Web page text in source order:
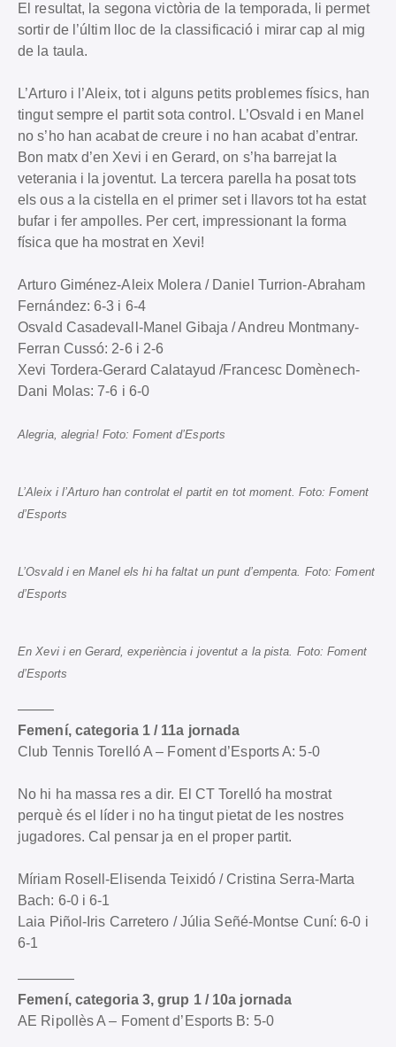
El resultat, la segona victòria de la temporada, li permet
sortir de l’últim lloc de la classificació i mirar cap al mig
de la taula.
L’Arturo i l’Aleix, tot i alguns petits problemes físics, han
tingut sempre el partit sota control. L’Osvald i en Manel
no s’ho han acabat de creure i no han acabat d’entrar.
Bon matx d’en Xevi i en Gerard, on s’ha barrejat la
veterania i la joventut. La tercera parella ha posat tots
els ous a la cistella en el primer set i llavors tot ha estat
bufar i fer ampolles. Per cert, impressionant la forma
física que ha mostrat en Xevi!
Arturo Giménez-Aleix Molera / Daniel Turrion-Abraham
Fernández: 6-3 i 6-4
Osvald Casadevall-Manel Gibaja / Andreu Montmany-
Ferran Cussó: 2-6 i 2-6
Xevi Tordera-Gerard Calatayud /Francesc Domènech-
Dani Molas: 7-6 i 6-0
Alegria, alegria! Foto: Foment d’Esports
L’Aleix i l’Arturo han controlat el partit en tot moment. Foto: Foment
d’Esports
L’Osvald i en Manel els hi ha faltat un punt d’empenta. Foto: Foment
d’Esports
En Xevi i en Gerard, experiència i joventut a la pista. Foto: Foment
d’Esports
——–
Femení, categoria 1 / 11a jornada
Club Tennis Torelló A – Foment d’Esports A: 5-0
No hi ha massa res a dir. El CT Torelló ha mostrat
perquè és el líder i no ha tingut pietat de les nostres
jugadores. Cal pensar ja en el proper partit.
Míriam Rosell-Elisenda Teixidó / Cristina Serra-Marta
Bach: 6-0 i 6-1
Laia Piñol-Iris Carretero / Júlia Señé-Montse Cuní: 6-0 i
6-1
————
Femení, categoria 3, grup 1 / 10a jornada
AE Ripollès A – Foment d’Esports B: 5-0